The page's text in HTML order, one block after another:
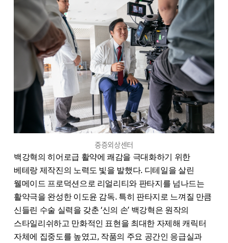
중증외상센터
백강혁의 히어로급 활약에 쾌감을 극대화하기 위한
베테랑 제작진의 노력도 빛을 발했다. 디테일을 살린
웰메이드 프로덕션으로 리얼리티와 판타지를 넘나드는
활약극을 완성한 이도윤 감독. 특히 판타지로 느껴질 만큼
신들린 수술 실력을 갖춘 ‘신의 손’ 백강혁은 원작의
스타일리쉬하고 만화적인 표현을 최대한 자제해 캐릭터
자체에 집중도를 높였고, 작품의 주요 공간인 응급실과